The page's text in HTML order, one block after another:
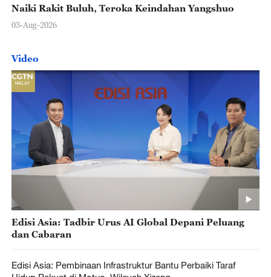
Naiki Rakit Buluh, Teroka Keindahan Yangshuo
03-Aug-2026
Video
Edisi Asia: Tadbir Urus AI Global Depani Peluang
dan Cabaran
Edisi Asia: Pembinaan Infrastruktur Bantu Perbaiki Taraf